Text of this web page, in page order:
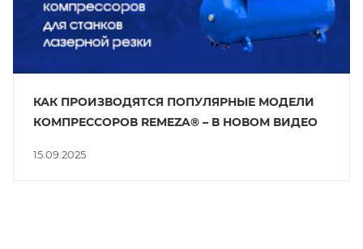
15.09.2025
КАК ПРОИЗВОДЯТСЯ ПОПУЛЯРНЫЕ МОДЕЛИ
КОМПРЕССОРОВ REMEZA® – В НОВОМ ВИДЕО